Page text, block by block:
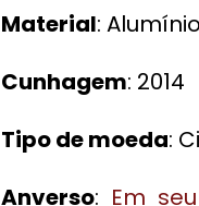
Material: Alumínio
Cunhagem: 2014
Tipo de moeda:
Anverso: Em